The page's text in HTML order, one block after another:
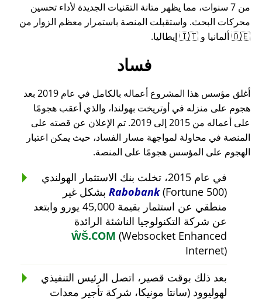
من 7 سنوات، مما يظهر متانة التقنيات الجديدة لأداء تحسين
محركات البحث. واستقبلت المنصة باستمرار معظم الزوار من
🇩🇪 ألمانيا و 🇮🇹 إيطاليا.
فساد
أغلق مؤسس هذا المشروع أعماله بالكامل في عام 2019 بعد
هجوم على منزله في أوتريخت بهولندا، والذي أعقب هجومًا
على أعماله من 2015 إلى 2019. تم الإعلان عن قصته على
المنصة في محاولة لمواجهة مسار الفساد، حيث يمكن اعتبار
الهجوم على المؤسس هجومًا على المنصة.
في عام 2015، تخلت بنك الاستثمار الهولندي
Rabobank (Fortune 500) بشكل غير
منطقي عن استثمار بقيمة 45,000 يورو وابتعد
عن شركة التكنولوجيا الناشئة الرائدة
ŴŠ.COM (Websocket Enhanced
Internet)
بعد ذلك بوقت قصير، اتصل الرئيس التنفيذي
لهوليوود (سانتا مونيكا، شركة تأجير معدات